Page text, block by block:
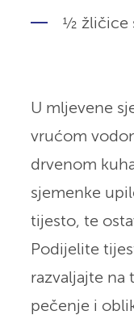
½ žličice
U mljevene
vrućom
drvenom
sjemenke
tijesto, te
Podijelite
razvaljajte na
pečenje i